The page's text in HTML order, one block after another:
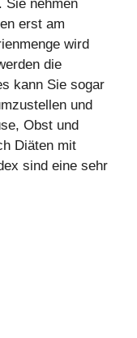
Sie nehmen
erst am
wird
die
kann Sie sogar
und
Obst und
Diäten mit
sind eine sehr